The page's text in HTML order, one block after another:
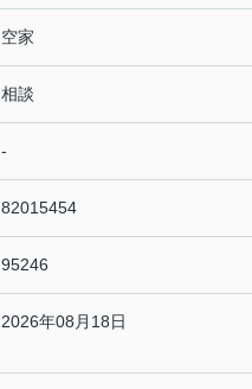
空家
相談
-
82015454
95246
2026年08月18日